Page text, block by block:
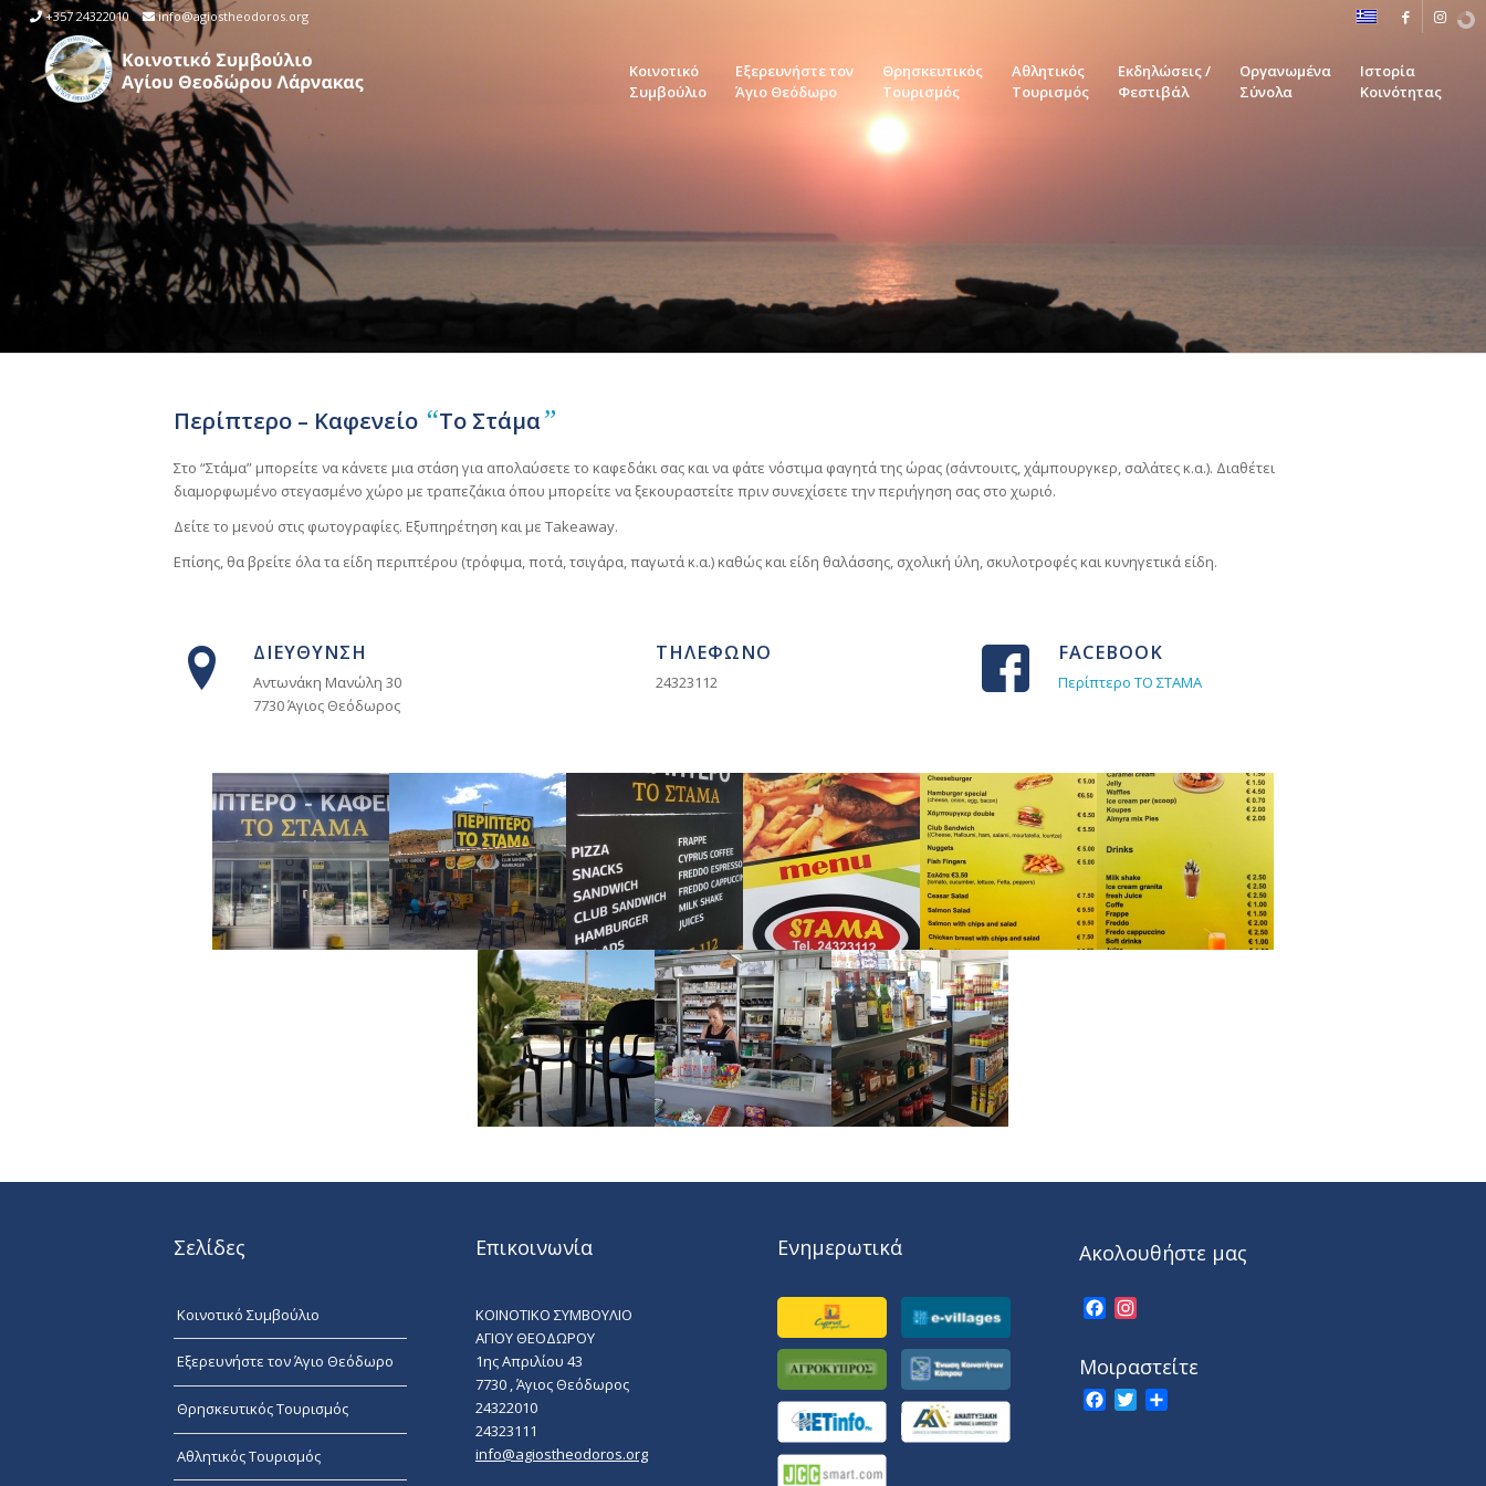
+357 24322010 info@agiostheodoros.org
Κοινοτικό
Συμβούλιο
Εξερευνήστε τον
Άγιο Θεόδωρο
Θρησκευτικός
Τουρισμός
Αθλητικός
Τουρισμός
Εκδηλώσεις /
Φεστιβάλ
Οργανωμένα
Σύνολα
Ιστορία
Κοινότητας
Περίπτερο – Καφενείο “Το Στάμα”
Στο “Στάμα” μπορείτε να κάνετε μια στάση για απολαύσετε το καφεδάκι σας και να φάτε νόστιμα φαγητά της ώρας (σάντουιτς, χάμπουργκερ, σαλάτες κ.α.). Διαθέτει
διαμορφωμένο στεγασμένο χώρο με τραπεζάκια όπου μπορείτε να ξεκουραστείτε πριν συνεχίσετε την περιήγηση σας στο χωριό.
Δείτε το μενού στις φωτογραφίες. Εξυπηρέτηση και με Takeaway.
Επίσης, θα βρείτε όλα τα είδη περιπτέρου (τρόφιμα, ποτά, τσιγάρα, παγωτά κ.α.) καθώς και είδη θαλάσσης, σχολική ύλη, σκυλοτροφές και κυνηγετικά είδη.
ΔΙΕΥΘΥΝΣΗ
Αντωνάκη Μανώλη 30
7730 Άγιος Θεόδωρος
ΤΗΛΕΦΩΝΟ
24323112
FACEBOOK
Περίπτερο ΤΟ ΣΤΑΜΑ
Σελίδες
Κοινοτικό Συμβούλιο
Εξερευνήστε τον Άγιο Θεόδωρο
Θρησκευτικός Τουρισμός
Αθλητικός Τουρισμός
Επικοινωνία
ΚΟΙΝΟΤΙΚΟ ΣΥΜΒΟΥΛΙΟ
ΑΓΙΟΥ ΘΕΟΔΩΡΟΥ
1ης Απριλίου 43
7730 , Άγιος Θεόδωρος
24322010
24323111
info@agiostheodoros.org
Ενημερωτικά Ακολουθήστε μας
Facebook
Μοιραστείτε
Facebook
Twitter